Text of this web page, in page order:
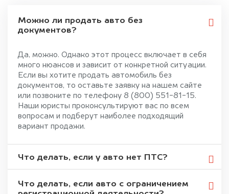
Можно ли продать авто без
документов?
Да, можно. Однако этот процесс включает в себя
много нюансов и зависит от конкретной ситуации.
Если вы хотите продать автомобиль без
документов, то оставьте заявку на нашем сайте
или позвоните по телефону 8 (800) 551-81-15.
Наши юристы проконсультируют вас по всем
вопросам и подберут наиболее подходящий
вариант продажи.
Что делать, если у авто нет ПТС?
Что делать, если авто с ограничением